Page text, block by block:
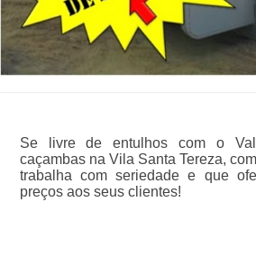
Se livre de entulhos com o
caçambas na Vila Santa Tereza,
trabalha com seriedade e que
preços aos seus clientes!